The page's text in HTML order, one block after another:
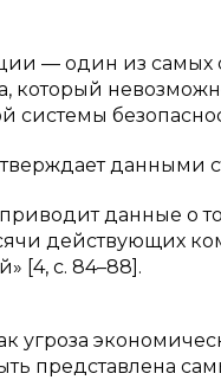
— один из самых
который
системы
данными
данные о
действующих
[4, c. 84–88].
угроза
представлена